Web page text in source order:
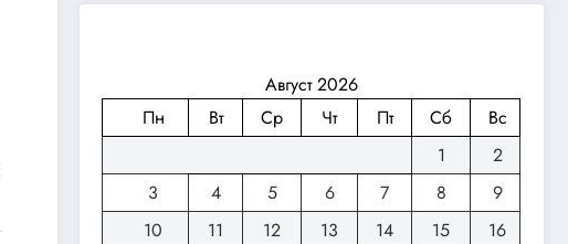
Август 2026
Пн
Вт Ср Чт Пт Сб
Вс
1
2
3
4 5 6 7 8
9
10
11 12 13 14 15
16